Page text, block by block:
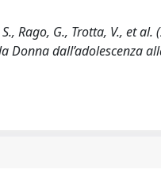
S., Rago, G., Trotta, V., et
dall’adolescenza